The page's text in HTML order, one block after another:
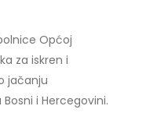
Općoj
za iskren i
jačanju
i Hercegovini.